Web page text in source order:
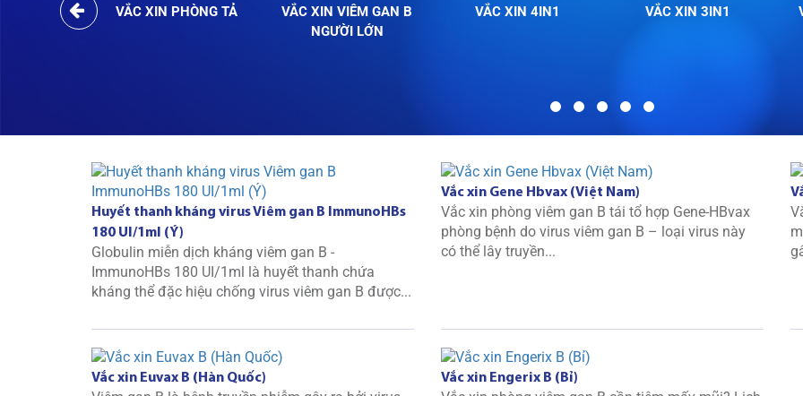
VẮC XIN PHÒNG TẢ
VẮC XIN VIÊM GAN B
NGƯỜI LỚN
VẮC XIN 4IN1 VẮC XIN 3IN1
Huyết thanh kháng virus Viêm gan B ImmunoHBs
180 UI/1ml (Ý)
Globulin miễn dịch kháng viêm gan B -
ImmunoHBs 180 UI/1ml là huyết thanh chứa
kháng thể đặc hiệu chống virus viêm gan B được...
Vắc xin Gene Hbvax (Việt Nam)
Vắc xin phòng viêm gan B tái tổ hợp Gene-HBvax
phòng bệnh do virus viêm gan B – loại virus này
có thể lây truyền...
Vắc xin Euvax B (Hàn Quốc) Vắc xin Engerix B (Bỉ)